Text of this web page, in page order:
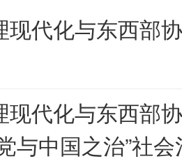
现代化与东西部
现代化与东西部
与中国之治”社